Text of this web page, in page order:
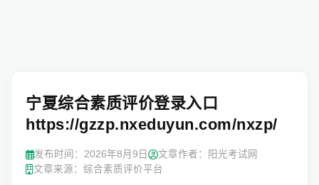
宁夏综合素质评价登录入口
https://gzzp.nxeduyun.com/nxzp/
发布时间： 2026年8月9日
文章作者：阳光考试网
文章来源：综合素质评价平台